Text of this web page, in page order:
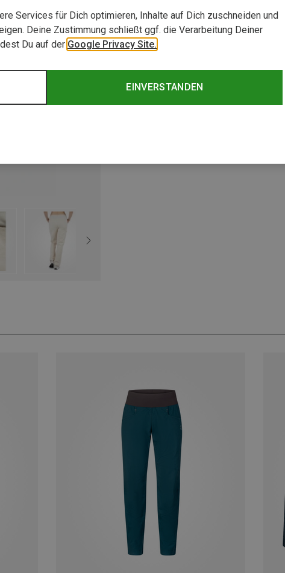
Services für Dich optimieren, Inhalte auf Dich zuschneiden und
Deine Zustimmung schließt ggf. die Verarbeitung Deiner
Du auf der Google Privacy Site.
EINVERSTANDEN